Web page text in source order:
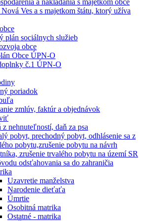
a nakladania s majetkom obce
Ves a s majetkom štátu, ktorý užíva
plán sociálnych služieb
obce
Obce ÚPN-O
č.1 ÚPN-O
poriadok
zmlúv, faktúr a objednávok
z nehnuteľností, daň za psa
pobyt, prechodný pobyt, odhlásenie sa z
pobytu,zrušenie pobytu na návrh
zrušenie trvalého pobytu na území SR
odsťahovania sa do zahraničia
Uzavretie manželstva
Narodenie dieťaťa
Úmrtie
Osobitná matrika
Ostatné - matrika